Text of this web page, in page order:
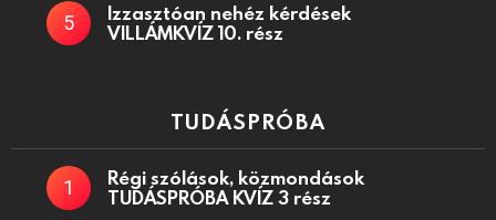
Izzasztóan nehéz kérdések
VILLÁMKVÍZ 10. rész
TUDÁSPRÓBA
Régi szólások, közmondások
TUDÁSPRÓBA KVÍZ 3 rész